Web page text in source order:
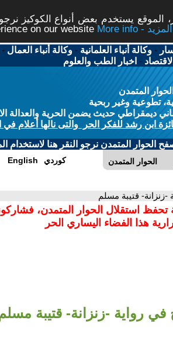
الموقع يستخدم بعض أنواع الكوكيز
on our website
More info - المزيد
-وكالة أنباء العلمانية -وكالة أنباء العمال
الاقتصاد - اخبار الطب والعلوم
المتمدن
تطوعية وغير ربحية
ديمقراطي حديث يضمن الحرية والعدالة
ابن رشد للفكر الحر والتى نالها أعلام في
الحوار المتمدن نرجو النقر هنا لاستخدام
الحوار المتمدن English كوردي
زنزانة- قتيبة مسلم
تحفظ استقلال الحوار المتمدن،
هذا الفضاء اليساري الحر
في رواية -زنزانة- قتيبة